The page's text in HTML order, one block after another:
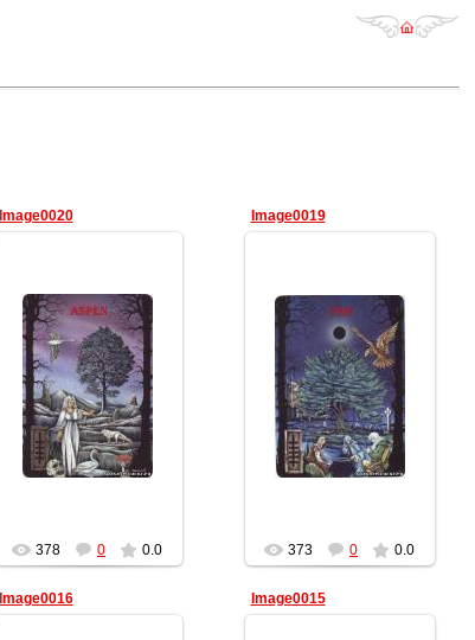
Image0020
10.02.2012
Геката
378 0 0.0
Image0019
10.02.2012
Геката
373 0 0.0
Image0016 Image0015